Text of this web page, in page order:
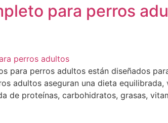
para perros
para perros adultos están diseñados
adultos aseguran una dieta
de proteínas, carbohidratos, grasas,